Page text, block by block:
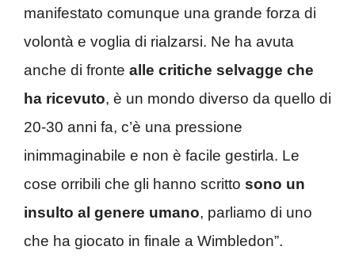
manifestato comunque una grande forza di
volontà e voglia di rialzarsi. Ne ha avuta
anche di fronte alle critiche selvagge che
ha ricevuto, è un mondo diverso da quello di
20-30 anni fa, c’è una pressione
inimmaginabile e non è facile gestirla. Le
cose orribili che gli hanno scritto sono un
insulto al genere umano, parliamo di uno
che ha giocato in finale a Wimbledon”.